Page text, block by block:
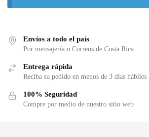
Envíos a todo el país
Por mensajería o Correos de Costa Rica
Entrega rápida
Reciba su pedido en menos de 3 días hábiles
100% Seguridad
Compre por medio de nuestro sitio web